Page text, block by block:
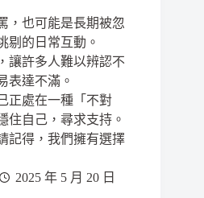
，也可能是長期被忽
剔的日常互動。
讓許多人難以辨認不
表達不滿。
正處在一種「不對
住自己，尋求支持。
記得，我們擁有選擇
2025 年 5 月 20 日